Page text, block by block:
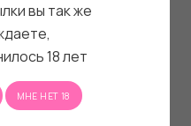
вы так же
18 лет
МНЕ НЕТ 18